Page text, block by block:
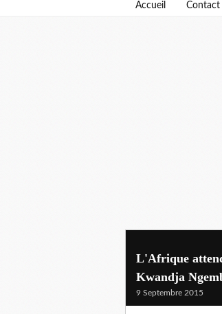
Accueil Contact
L'Afrique
Kwandja
9 Septembre 2015